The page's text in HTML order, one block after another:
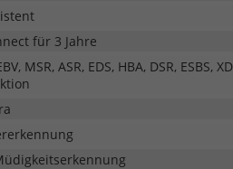
für 3 Jahre
MSR, ASR, EDS, HBA, DSR,